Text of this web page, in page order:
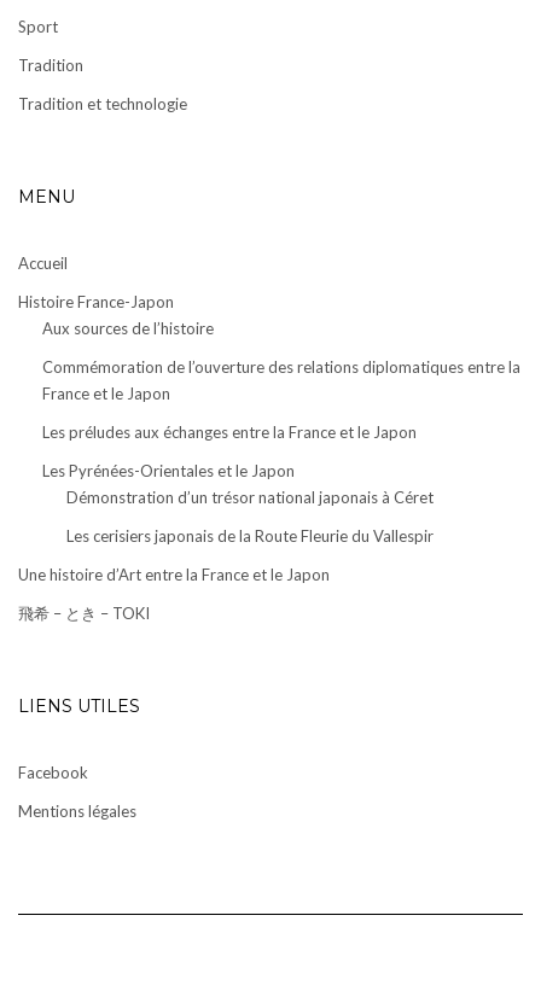
Sport
Tradition
Tradition et technologie
MENU
Accueil
Histoire France-Japon
Aux sources de l’histoire
Commémoration de l’ouverture des relations diplomatiques entre la
France et le Japon
Les préludes aux échanges entre la France et le Japon
Les Pyrénées-Orientales et le Japon
Démonstration d’un trésor national japonais à Céret
Les cerisiers japonais de la Route Fleurie du Vallespir
Une histoire d’Art entre la France et le Japon
飛希 – とき – TOKI
LIENS UTILES
Facebook
Mentions légales